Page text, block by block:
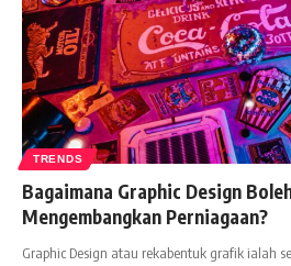
TRENDS
Bagaimana Graphic Design
Mengembangkan Perniagaan?
Graphic Design atau rekabentuk grafik ialah